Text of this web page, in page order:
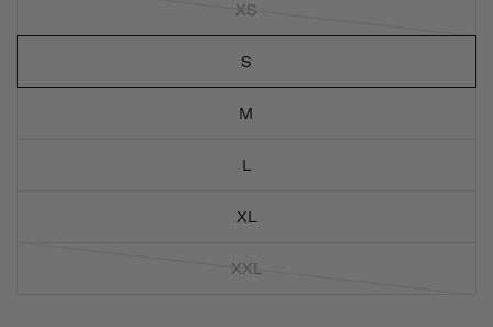
XS
S
M
L
XL
XXL